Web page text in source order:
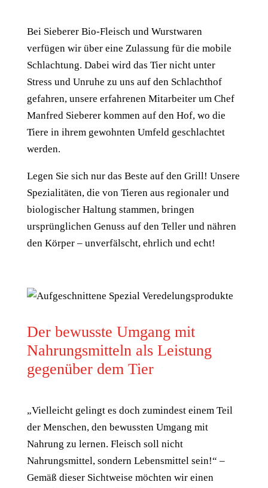
Bei Sieberer Bio-Fleisch und Wurstwaren
verfügen wir über eine Zulassung für die mobile
Schlachtung. Dabei wird das Tier nicht unter
Stress und Unruhe zu uns auf den Schlachthof
gefahren, unsere erfahrenen Mitarbeiter um Chef
Manfred Sieberer kommen auf den Hof, wo die
Tiere in ihrem gewohnten Umfeld geschlachtet
werden.
Legen Sie sich nur das Beste auf den Grill! Unsere
Spezialitäten, die von Tieren aus regionaler und
biologischer Haltung stammen, bringen
ursprünglichen Genuss auf den Teller und nähren
den Körper – unverfälscht, ehrlich und echt!
Der bewusste Umgang mit
Nahrungsmitteln als Leistung
gegenüber dem Tier
„Vielleicht gelingt es doch zumindest einem Teil
der Menschen, den bewussten Umgang mit
Nahrung zu lernen. Fleisch soll nicht
Nahrungsmittel, sondern Lebensmittel sein!“ –
Gemäß dieser Sichtweise möchten wir einen